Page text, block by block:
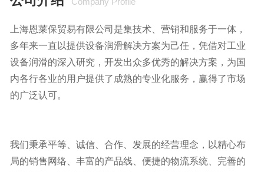
Company Profile
上海恩莱保贸易有限公司是集技术、营销和服务于一体，
多年来一直以提供设备润滑解决方案为己任，凭借对工业
设备润滑的深入研究，开发出众多优秀的解决方案，为国
内各行各业的用户提供了成熟的专业化服务，赢得了市场
的广泛认可。
我们秉承平等、诚信、合作、发展的经营理念，以精心布
局的销售网络、丰富的产品线、便捷的物流系统、完善的